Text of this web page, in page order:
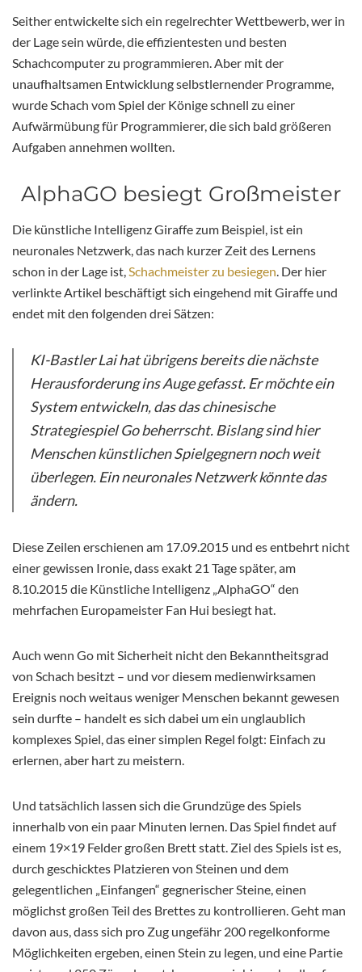
Seither entwickelte sich ein regelrechter Wettbewerb, wer in
der Lage sein würde, die effizientesten und besten
Schachcomputer zu programmieren. Aber mit der
unaufhaltsamen Entwicklung selbstlernender Programme,
wurde Schach vom Spiel der Könige schnell zu einer
Aufwärmübung für Programmierer, die sich bald größeren
Aufgaben annehmen wollten.
AlphaGO besiegt Großmeister
Die künstliche Intelligenz Giraffe zum Beispiel, ist ein
neuronales Netzwerk, das nach kurzer Zeit des Lernens
schon in der Lage ist,Schachmeister zu besiegen. Der hier
verlinkte Artikel beschäftigt sich eingehend mit Giraffe und
endet mit den folgenden drei Sätzen:
KI-Bastler Lai hat übrigens bereits die nächste
Herausforderung ins Auge gefasst. Er möchte ein
System entwickeln, das das chinesische
Strategiespiel Go beherrscht. Bislang sind hier
Menschen künstlichen Spielgegnern noch weit
überlegen. Ein neuronales Netzwerk könnte das
ändern.
Diese Zeilen erschienen am 17.09.2015 und es entbehrt nicht
einer gewissen Ironie, dass exakt 21 Tage später, am
8.10.2015 die Künstliche Intelligenz „AlphaGO“ den
mehrfachen Europameister Fan Hui besiegt hat.
Auch wenn Go mit Sicherheit nicht den Bekanntheitsgrad
von Schach besitzt – und vor diesem medienwirksamen
Ereignis noch weitaus weniger Menschen bekannt gewesen
sein durfte – handelt es sich dabei um ein unglaublich
komplexes Spiel, das einer simplen Regel folgt: Einfach zu
erlernen, aber hart zu meistern.
Und tatsächlich lassen sich die Grundzüge des Spiels
innerhalb von ein paar Minuten lernen. Das Spiel findet auf
einem 19×19 Felder großen Brett statt. Ziel des Spiels ist es,
durch geschicktes Platzieren von Steinen und dem
gelegentlichen „Einfangen“ gegnerischer Steine, einen
möglichst großen Teil des Brettes zu kontrollieren. Geht man
davon aus, dass sich pro Zug ungefähr 200 regelkonforme
Möglichkeiten ergeben, einen Stein zu legen, und eine Partie